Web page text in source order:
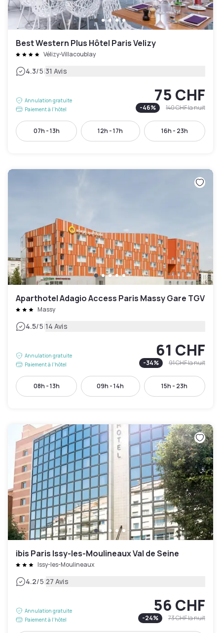
Best Western Plus Hôtel Paris Velizy
Vélizy-Villacoublay
4.3/5|31 Avis
Annulation gratuite
Paiement à l'hôtel
75 CHF
-46% 140 CHFla nuit
07h - 13h 12h - 17h 16h - 23h
Aparthotel Adagio Access Paris Massy Gare TGV
Massy
4.5/5|14 Avis
Annulation gratuite
Paiement à l'hôtel
61 CHF
-34% 91 CHFla nuit
08h - 13h 09h - 14h 15h - 23h
ibis Paris Issy-les-Moulineaux Val de Seine
Issy-les-Moulineaux
4.2/5|27 Avis
Annulation gratuite
Paiement à l'hôtel
56 CHF
-24% 73 CHFla nuit